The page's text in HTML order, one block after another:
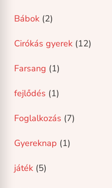
Bábok (2)
Cirókás gyerek (12)
Farsang (1)
fejlődés (1)
Foglalkozás (7)
Gyereknap (1)
játék (5)